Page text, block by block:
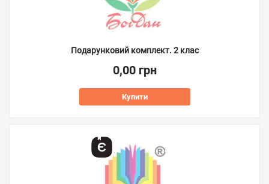
Подарунковий комплект. 2 клас
0,00 грн
Купити